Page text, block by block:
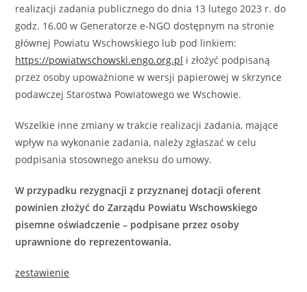
realizacji zadania publicznego do dnia 13 lutego 2023 r. do
godz. 16.00 w Generatorze e-NGO dostępnym na stronie
głównej Powiatu Wschowskiego lub pod linkiem:
https://powiatwschowski.engo.org.pl i złożyć podpisaną
przez osoby upoważnione w wersji papierowej w skrzynce
podawczej Starostwa Powiatowego we Wschowie.
Wszelkie inne zmiany w trakcie realizacji zadania, mające
wpływ na wykonanie zadania, należy zgłaszać w celu
podpisania stosownego aneksu do umowy.
W przypadku rezygnacji z przyznanej dotacji oferent
powinien złożyć do Zarządu Powiatu Wschowskiego
pisemne oświadczenie – podpisane przez osoby
uprawnione do reprezentowania.
zestawienie